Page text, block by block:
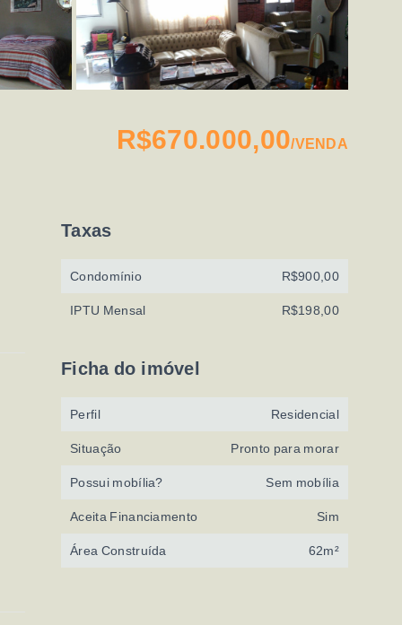
R$670.000,00/VENDA
Taxas
Condomínio R$900,00
IPTU Mensal R$198,00
Ficha do imóvel
Perfil Residencial
Situação Pronto para morar
Possui mobília? Sem mobília
Aceita Financiamento Sim
Área Construída 62m²